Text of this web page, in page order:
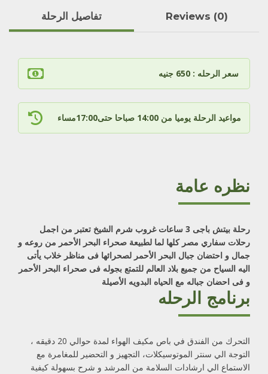
تفاصيل الرحلة Reviews (0)
مواعيد الرحلة يوميا من 14:00 صباحا حتى17:00مساء
نظره عامة
رحلة بيتش باجى 3 ساعات غروب شرم الشيخ تعتبر من اجمل
رحلات سفاري مصر كلها لما لطبيعة صحراء البحر الأحمر من روعه و
جمال و احتضان جبال البحر الأحمر لصحرائها فى مناظر خلاب يأتى
اليه السياح من جميع بلاد العالم للتمتع بجوله فى صحراء البحر الأحمر
و فى احضان جباله مع الحياه البدويه الأصيلة
برنامج الرحله
التحرك من الفندق في باص مكيف الهواء لمدة حوالي 20 دقيقه ،
التوجة الي سنتر الموتوسيكلات، التجهيز و التحضير للمغامرة مع
الاستماع الي ارشادات السلامة من المرشد و شرح بسهولة كيفية